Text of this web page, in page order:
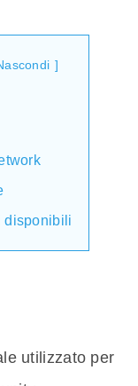
disponibili
utilizzato per